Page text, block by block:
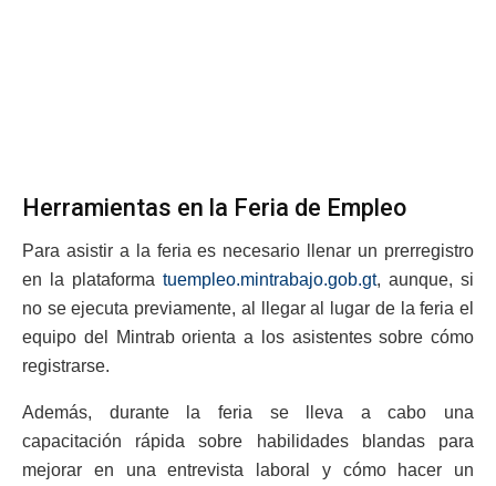
Herramientas en la Feria de Empleo
Para asistir a la feria es necesario llenar un prerregistro
en la plataforma tuempleo.mintrabajo.gob.gt, aunque, si
no se ejecuta previamente, al llegar al lugar de la feria el
equipo del Mintrab orienta a los asistentes sobre cómo
registrarse.
Además, durante la feria se lleva a cabo una
capacitación rápida sobre habilidades blandas para
mejorar en una entrevista laboral y cómo hacer un